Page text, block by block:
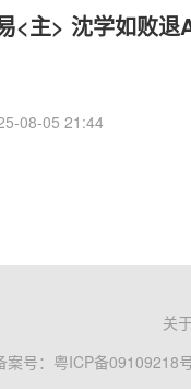
<主> 沈学如败退
08-05 21:44
关
案号： 粤ICP备09109218